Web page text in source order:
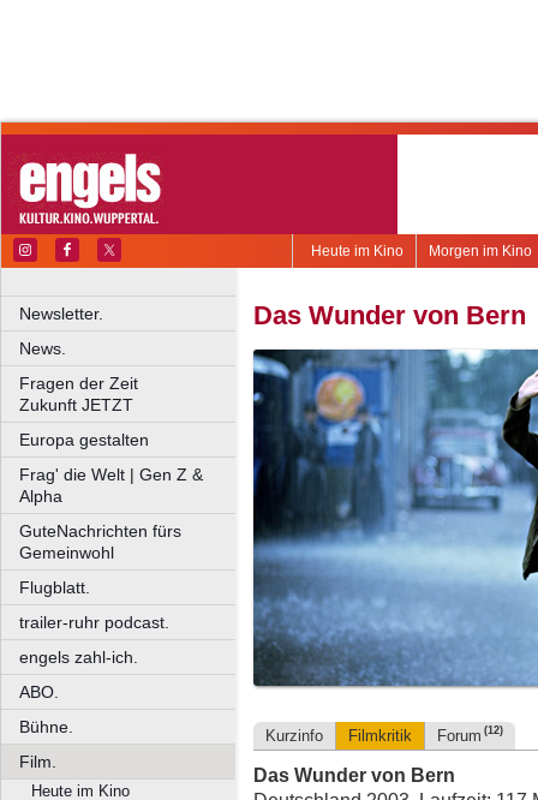
Morgen im Kino
Heute im Kino
Newsletter.
News.
Fragen der Zeit
Zukunft JETZT
Europa gestalten
Frag' die Welt | Gen Z &
Alpha
GuteNachrichten fürs
Gemeinwohl
Flugblatt.
trailer-ruhr podcast.
engels zahl-ich.
ABO.
Bühne.
Film.
Heute im Kino
Das Wunder von Bern
Kurzinfo Filmkritik Forum (12)
Das Wunder von Bern